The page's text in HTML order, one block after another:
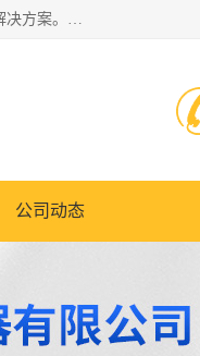
深圳市亿阳电子仪器有限公司坐落于风景秀丽的深圳市光明区，集SMT设备销售务为一体，努力为客户提供电子装配解决方案。与行业**SMT设备厂商：ASM（印刷机，锡膏检查机，贴片机），德国ERSA（爱莎）建立了稳固的代理合作关系，销售的设备一直保持**电子装配行业未来发展方向，能够满足客户各种繁杂产品的生产应用。
公司动态